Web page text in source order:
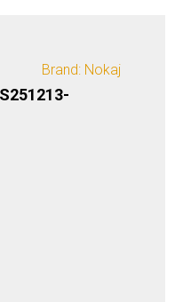
Brand: Nokaj